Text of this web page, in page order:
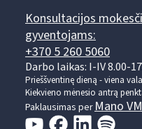
Konsultacijos
gyventojams:
+370 5 260 5060
Darbo laikas: I-IV 8.00-
Prieššventinę dieną - viena
Kiekvieno mėnesio antrą
Paklausimas perMano